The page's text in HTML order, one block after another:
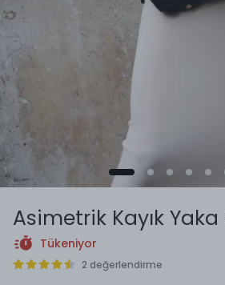
Asimetrik Kayık
Tükeniyor
2 değerlendirme